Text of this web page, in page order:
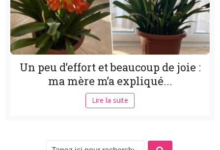
Un peu d’effort et beaucoup de joie :
ma mère m’a expliqué...
Lire la suite